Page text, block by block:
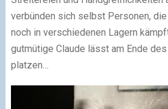
verbünden sich selbst Personen,
noch in verschiedenen Lagern
gutmütige Claude lässt am Ende
platzen…